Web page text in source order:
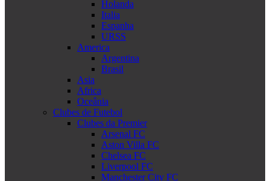
Holanda
Italia
Espanha
URSS
America
Argentina
Brasil
Asia
Africa
Oceânia
Clubes de Futebol
Clubes da Premier
Arsenal FC
Aston Villa FC
Chelsea FC
Liverpool FC
Manchester City FC